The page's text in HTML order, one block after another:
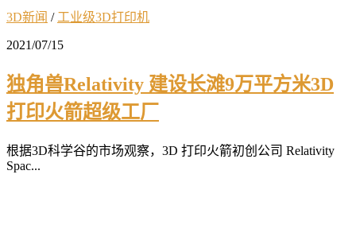
3D新闻 / 工业级3D打印机
2021/07/15
独角兽Relativity 建设长滩9万平方米3D
打印火箭超级工厂
根据3D科学谷的市场观察，3D 打印火箭初创公司 Relativity
Spac...